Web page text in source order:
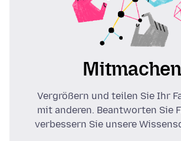
Mitmachen
Vergrößern und teilen Sie Ihr
mit anderen. Beantworten Sie
verbessern Sie unsere